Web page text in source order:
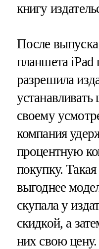
книгу
После
планшета iPad
разрешила
своему
компания
процентную
покупку. Такая
выгоднее
скупала у
скидкой, а
них свою цену.